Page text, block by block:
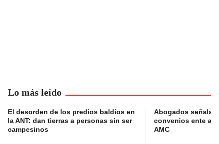
Lo más leído
El desorden de los predios baldíos en
la ANT: dan tierras a personas sin ser
campesinos
Abogados
convenios ente
AMC